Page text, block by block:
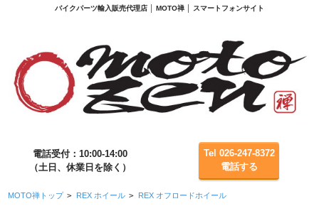
バイクパーツ輸入販売代理店 │ MOTO禅 │ スマートフォンサイト
電話受付：10:00-14:00
（土日、休業日を除く）
Tel 026-247-8372
電話する
MOTO禅トップ > REX ホイール > REX オフロードホイール